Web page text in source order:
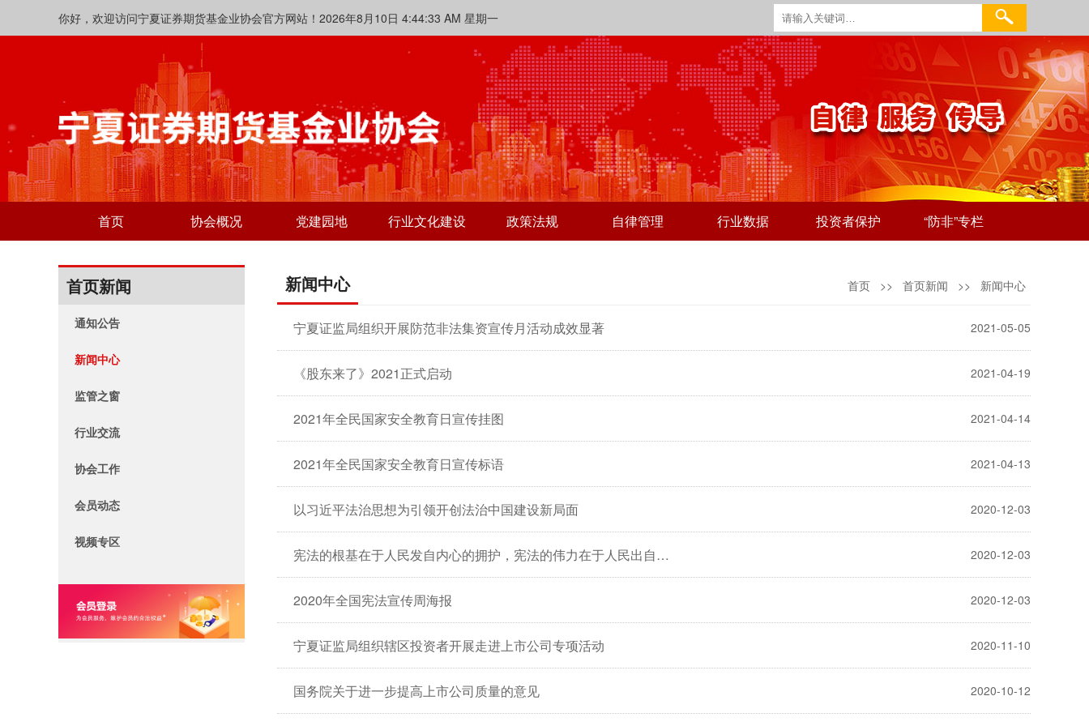
你好，欢迎访问宁夏证券期货基金业协会官方网站！2026年8月10日 4:44:33 AM 星期一
首页 协会概况 党建园地 行业文化建设 政策法规 自律管理 行业数据 投资者保护 “防非”专栏
首页新闻
通知公告
新闻中心
监管之窗
行业交流
协会工作
会员动态
视频专区
新闻中心 首页 >> 首页新闻 >> 新闻中心
宁夏证监局组织开展防范非法集资宣传月活动成效显著 2021-05-05
《股东来了》2021正式启动 2021-04-19
2021年全民国家安全教育日宣传挂图 2021-04-14
2021年全民国家安全教育日宣传标语 2021-04-13
以习近平法治思想为引领开创法治中国建设新局面 2020-12-03
宪法的根基在于人民发自内心的拥护，宪法的伟力在于人民出自真诚的信仰 2020-12-03
2020年全国宪法宣传周海报 2020-12-03
宁夏证监局组织辖区投资者开展走进上市公司专项活动 2020-11-10
国务院关于进一步提高上市公司质量的意见 2020-10-12